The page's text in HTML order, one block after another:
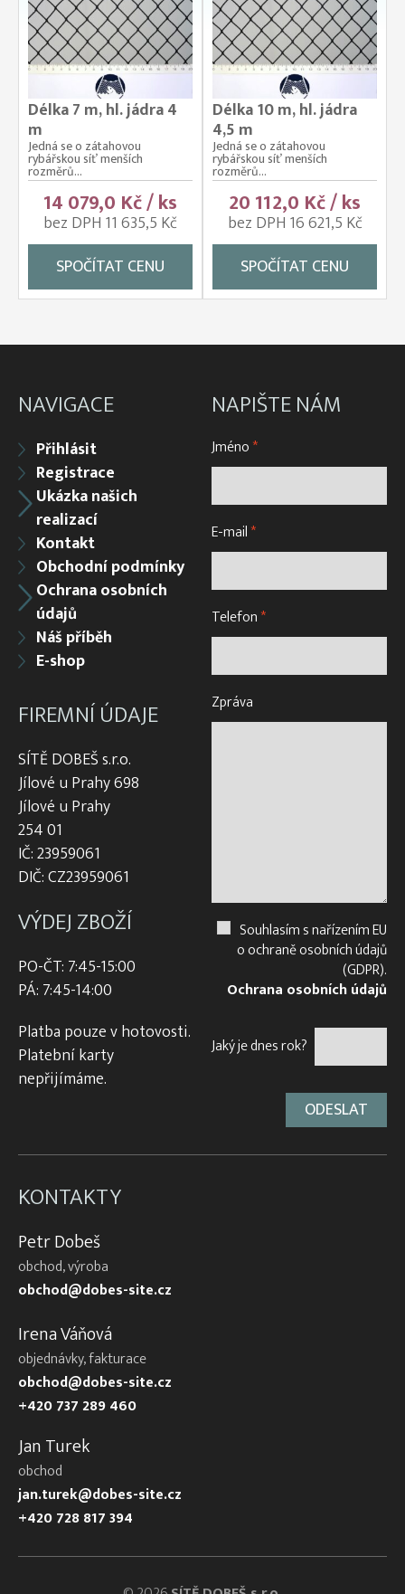
Délka 7 m, hl. jádra 4
m
Jedná se o zátahovou
rybářskou síť menších
rozměrů...
14 079,0 Kč / ks
bez DPH 11 635,5 Kč
SPOČÍTAT CENU
Délka 10 m, hl. jádra
4,5 m
Jedná se o zátahovou
rybářskou síť menších
rozměrů...
20 112,0 Kč / ks
bez DPH 16 621,5 Kč
SPOČÍTAT CENU
NAVIGACE
Přihlásit
Registrace
Ukázka našich
realizací
Kontakt
Obchodní podmínky
Ochrana osobních
údajů
Náš příběh
E-shop
FIREMNÍ ÚDAJE
SÍTĚ DOBEŠ s.r.o.
Jílové u Prahy 698
Jílové u Prahy
254 01
IČ: 23959061
DIČ: CZ23959061
VÝDEJ ZBOŽÍ
PO-ČT: 7:45-15:00
PÁ: 7:45-14:00
Platba pouze v hotovosti.
Platební karty
nepřijímáme.
NAPIŠTE NÁM
Jméno*
E-mail*
Telefon*
Zpráva
Souhlasím s nařízením EU
o ochraně osobních údajů
(GDPR).
Ochrana osobních údajů
Jaký je dnes rok?
KONTAKTY
Petr Dobeš
obchod, výroba
obchod@dobes-site.cz
Irena Váňová
objednávky, fakturace
obchod@dobes-site.cz
+420 737 289 460
Jan Turek
obchod
jan.turek@dobes-site.cz
+420 728 817 394